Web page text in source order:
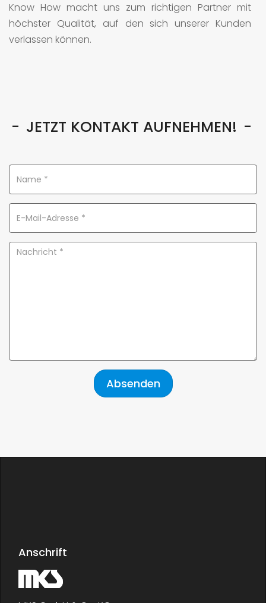
Know How macht uns zum richtigen Partner mit
höchster Qualität, auf den sich unserer Kunden
verlassen können.
JETZT KONTAKT AUFNEHMEN!
Absenden
Anschrift